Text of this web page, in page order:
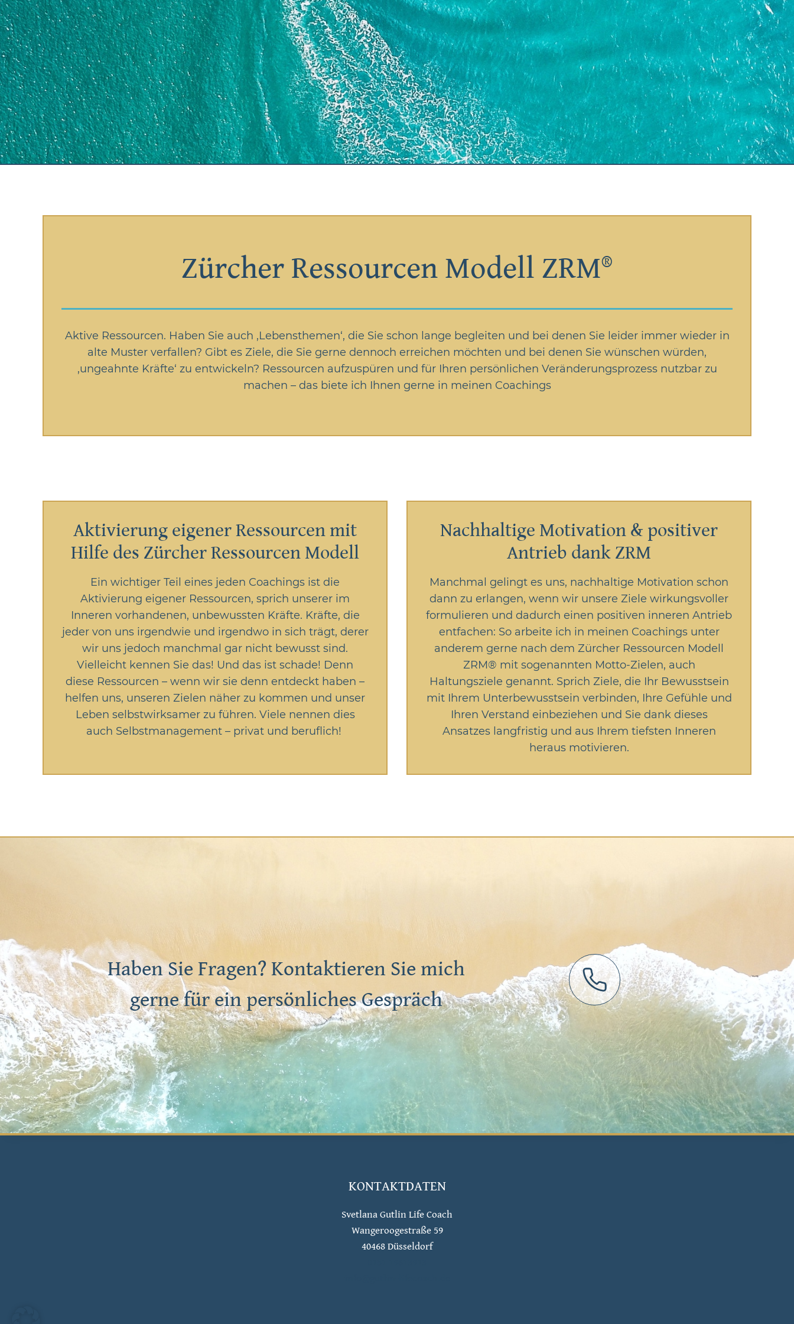
Zürcher Ressourcen Modell ZRM®
Aktive Ressourcen. Haben Sie auch ‚Lebensthemen‘, die Sie schon lange begleiten und bei denen Sie leider immer wieder in
alte Muster verfallen? Gibt es Ziele, die Sie gerne dennoch erreichen möchten und bei denen Sie wünschen würden,
‚ungeahnte Kräfte‘ zu entwickeln? Ressourcen aufzuspüren und für Ihren persönlichen Veränderungsprozess nutzbar zu
machen – das biete ich Ihnen gerne in meinen Coachings
Aktivierung eigener Ressourcen mit
Hilfe des Zürcher Ressourcen Modell
Ein wichtiger Teil eines jeden Coachings ist die
Aktivierung eigener Ressourcen, sprich unserer im
Inneren vorhandenen, unbewussten Kräfte. Kräfte, die
jeder von uns irgendwie und irgendwo in sich trägt, derer
wir uns jedoch manchmal gar nicht bewusst sind.
Vielleicht kennen Sie das! Und das ist schade! Denn
diese Ressourcen – wenn wir sie denn entdeckt haben –
helfen uns, unseren Zielen näher zu kommen und unser
Leben selbstwirksamer zu führen. Viele nennen dies
auch Selbstmanagement – privat und beruflich!
Nachhaltige Motivation & positiver
Antrieb dank ZRM
Manchmal gelingt es uns, nachhaltige Motivation schon
dann zu erlangen, wenn wir unsere Ziele wirkungsvoller
formulieren und dadurch einen positiven inneren Antrieb
entfachen: So arbeite ich in meinen Coachings unter
anderem gerne nach dem Zürcher Ressourcen Modell
ZRM® mit sogenannten Motto-Zielen, auch
Haltungsziele genannt. Sprich Ziele, die Ihr Bewusstsein
mit Ihrem Unterbewusstsein verbinden, Ihre Gefühle und
Ihren Verstand einbeziehen und Sie dank dieses
Ansatzes langfristig und aus Ihrem tiefsten Inneren
heraus motivieren.
Haben Sie Fragen? Kontaktieren Sie mich
gerne für ein persönliches Gespräch
KONTAKTDATEN
Svetlana Gutlin Life Coach
Wangeroogestraße 59
40468 Düsseldorf